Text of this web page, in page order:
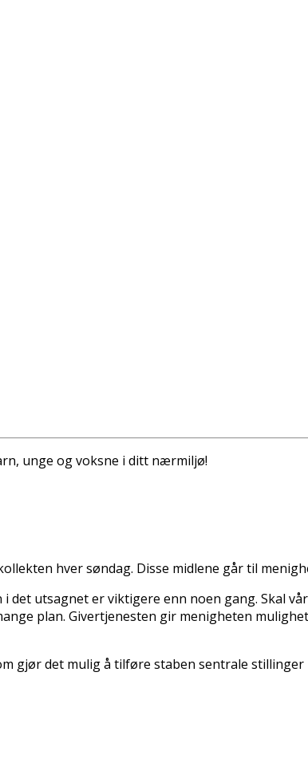
unge og voksne i ditt nærmiljø!
hver søndag. Disse midlene går til
i det utsagnet er viktigere enn noen gang. Skal
plan. Givertjenesten gir menigheten
gjør det mulig å tilføre staben sentrale